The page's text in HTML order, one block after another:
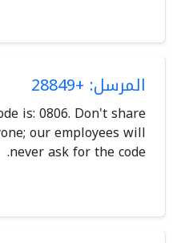
المرسل: +28849
is: 0806. Don't share
our employees will
never ask for the code.